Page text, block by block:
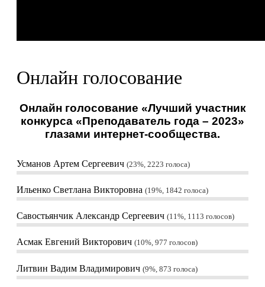
Онлайн голосование
Онлайн голосование «Лучший участник
конкурса «Преподаватель года – 2023»
глазами интернет-сообщества.
Усманов Артем Сергеевич 23%, 2223 голоса
Ильенко Светлана Викторовна 19%, 1842 голоса
Савостьянчик Александр Сергеевич 11%, 1113 голосов
Асмак Евгений Викторович 10%, 977 голосов
Литвин Вадим Владимирович 9%, 873 голоса